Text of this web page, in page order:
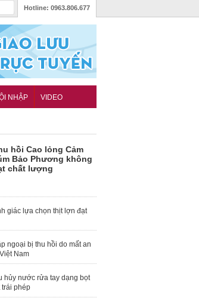
Hotline: 0963.806.677
NHẬP VIDEO
hồi Cao lỏng Cảm
Bảo Phương không
chất lượng
giác lựa chọn thịt lợn đạt
ngoại bị thu hồi do mất an
Nam
hủy nước rửa tay dạng bọt
trái phép